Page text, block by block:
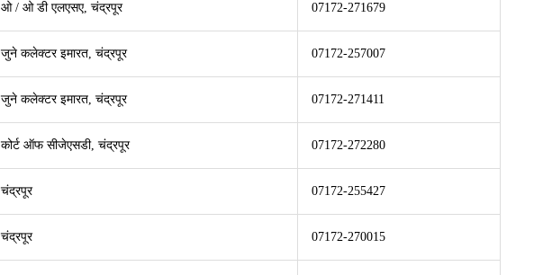
ओ / ओ डी एलएसए, चंद्रपूर 07172-271679
जुने कलेक्टर इमारत, चंद्रपूर 07172-257007
जुने कलेक्टर इमारत, चंद्रपूर 07172-271411
कोर्ट ऑफ सीजेएसडी, चंद्रपूर 07172-272280
चंद्रपूर 07172-255427
चंद्रपूर 07172-270015